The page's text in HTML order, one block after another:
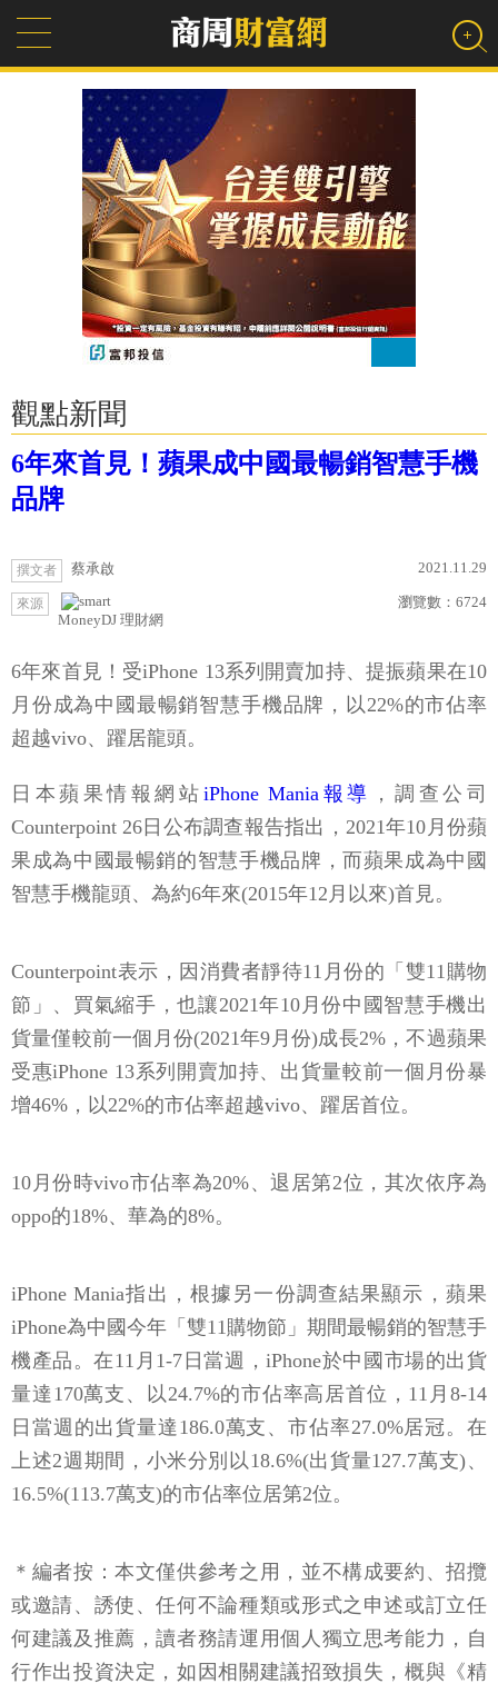
觀點新聞
6年來首見！蘋果成中國最暢銷智慧手機
品牌
撰文者 蔡承啟 2021.11.29
來源
MoneyDJ 理財網
瀏覽數： 6724
6年來首見！受iPhone 13系列開賣加持、提振蘋果在10
月份成為中國最暢銷智慧手機品牌，以22%的市佔率
超越vivo、躍居龍頭。
日本蘋果情報網站 iPhone Mania報導 ，調查公司
Counterpoint 26日公布調查報告指出，2021年10月份蘋
果成為中國最暢銷的智慧手機品牌，而蘋果成為中國
智慧手機龍頭、為約6年來(2015年12月以來)首見。
Counterpoint表示，因消費者靜待11月份的「雙11購物
節」、買氣縮手，也讓2021年10月份中國智慧手機出
貨量僅較前一個月份(2021年9月份)成長2%，不過蘋果
受惠iPhone 13系列開賣加持、出貨量較前一個月份暴
增46%，以22%的市佔率超越vivo、躍居首位。
10月份時vivo市佔率為20%、退居第2位，其次依序為
oppo的18%、華為的8%。
iPhone Mania指出，根據另一份調查結果顯示，蘋果
iPhone為中國今年「雙11購物節」期間最暢銷的智慧手
機產品。在11月1-7日當週，iPhone於中國市場的出貨
量達170萬支、以24.7%的市佔率高居首位，11月8-14
日當週的出貨量達186.0萬支、市佔率27.0%居冠。在
上述2週期間，小米分別以18.6%(出貨量127.7萬支)、
16.5%(113.7萬支)的市佔率位居第2位。
＊編者按：本文僅供參考之用，並不構成要約、招攬
或邀請、誘使、任何不論種類或形式之申述或訂立任
何建議及推薦，讀者務請運用個人獨立思考能力，自
行作出投資決定，如因相關建議招致損失，概與《精